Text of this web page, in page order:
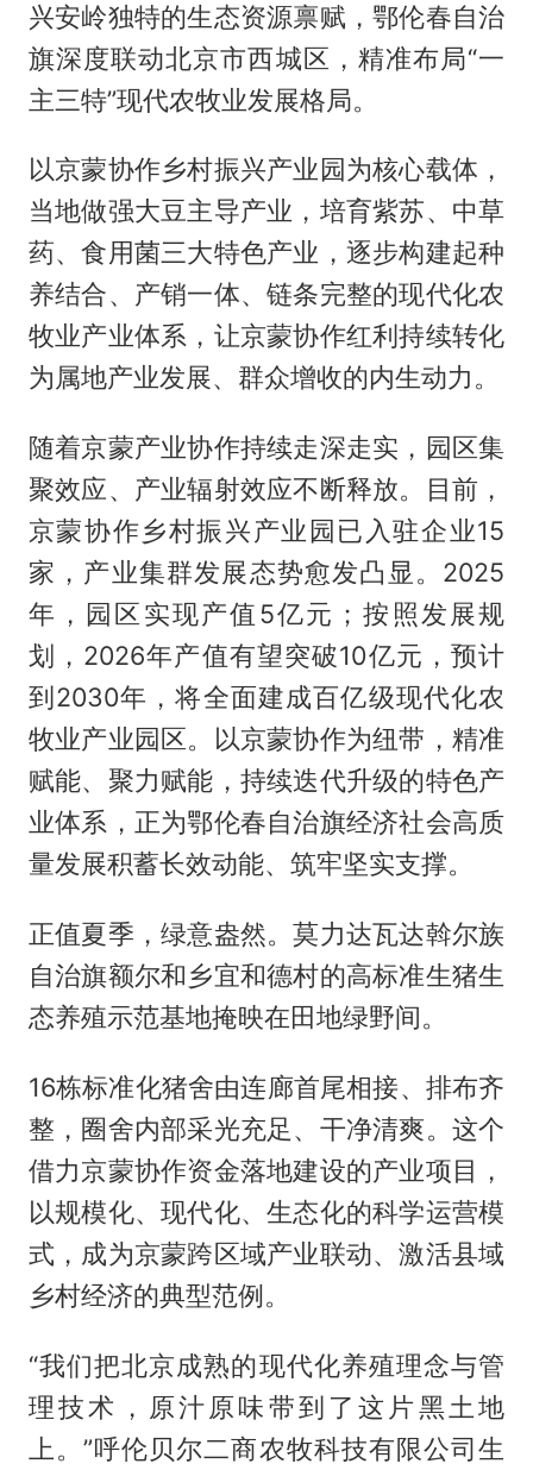
兴安岭独特的生态资源禀赋，鄂伦春自治
旗深度联动北京市西城区，精准布局“一
主三特”现代农牧业发展格局。
以京蒙协作乡村振兴产业园为核心载体，
当地做强大豆主导产业，培育紫苏、中草
药、食用菌三大特色产业，逐步构建起种
养结合、产销一体、链条完整的现代化农
牧业产业体系，让京蒙协作红利持续转化
为属地产业发展、群众增收的内生动力。
随着京蒙产业协作持续走深走实，园区集
聚效应、产业辐射效应不断释放。目前，
京蒙协作乡村振兴产业园已入驻企业15
家，产业集群发展态势愈发凸显。2025
年，园区实现产值5亿元；按照发展规
划，2026年产值有望突破10亿元，预计
到2030年，将全面建成百亿级现代化农
牧业产业园区。以京蒙协作为纽带，精准
赋能、聚力赋能，持续迭代升级的特色产
业体系，正为鄂伦春自治旗经济社会高质
量发展积蓄长效动能、筑牢坚实支撑。
正值夏季，绿意盎然。莫力达瓦达斡尔族
自治旗额尔和乡宜和德村的高标准生猪生
态养殖示范基地掩映在田地绿野间。
16栋标准化猪舍由连廊首尾相接、排布齐
整，圈舍内部采光充足、干净清爽。这个
借力京蒙协作资金落地建设的产业项目，
以规模化、现代化、生态化的科学运营模
式，成为京蒙跨区域产业联动、激活县域
乡村经济的典型范例。
“我们把北京成熟的现代化养殖理念与管
理技术，原汁原味带到了这片黑土地
上。”呼伦贝尔二商农牧科技有限公司生